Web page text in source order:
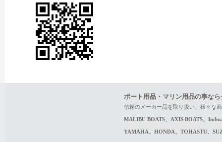
ボート用品・マリン用品の事な
信頼のメーカー品を取り扱い、様々な
MALIBU BOATS、AXIS BOATS、
YAMAHA、HONDA、TOHASTU、